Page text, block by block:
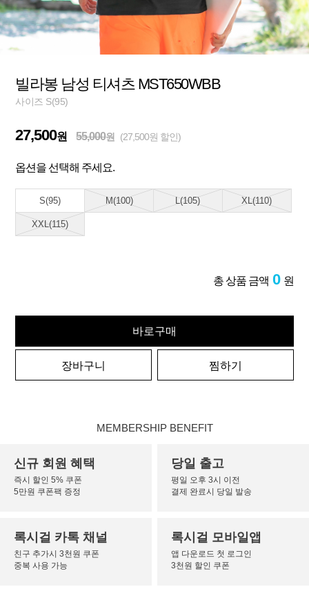
빌라봉 남성 티셔츠 MST650WBB
사이즈 S(95)
27,500원 55,000원 (27,500원 할인)
옵션을 선택해 주세요.
S(95) M(100) L(105) XL(110)
XXL(115)
총 상품 금액 0 원
바로구매
장바구니 찜하기
MEMBERSHIP BENEFIT
신규 회원 혜택
즉시 할인 5% 쿠폰
5만원 쿠폰팩 증정
당일 출고
평일 오후 3시 이전
결제 완료시 당일 발송
록시걸 카톡 채널
친구 추가시 3천원 쿠폰
중복 사용 가능
록시걸 모바일앱
앱 다운로드 첫 로그인
3천원 할인 쿠폰